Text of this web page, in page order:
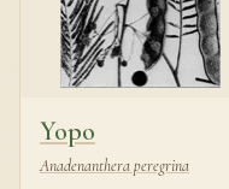
Yopo
Anadenanthera peregrina